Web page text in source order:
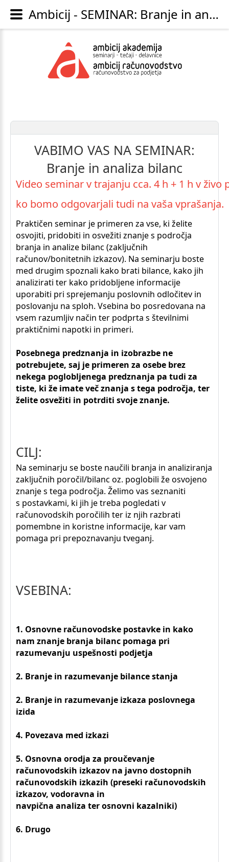
VABIMO VAS NA SEMINAR:
Branje in analiza bilanc
Video seminar v trajanju cca. 4 h + 1 h v živo
ko bomo odgovarjali tudi na vaša vprašanja.
Praktičen seminar je primeren za vse, ki želite
osvojiti, pridobiti in osvežiti znanje s področja
branja in analize bilanc (zaključnih
računov/bonitetnih izkazov). Na seminarju boste
med drugim spoznali kako brati bilance, kako jih
analizirati ter kako pridobljene informacije
uporabiti pri sprejemanju poslovnih odločitev in
poslovanju na sploh. Vsebina bo posredovana na
vsem razumljiv način ter podprta s številnimi
praktičnimi napotki in primeri.
Posebnega predznanja in izobrazbe ne
potrebujete, saj je primeren za osebe brez
nekega poglobljenega predznanja pa tudi za
tiste, ki že imate več znanja s tega področja, ter
želite osvežiti in potrditi svoje znanje.
CILJ:
Na seminarju se boste naučili branja in analiziranja
zaključnih poročil/bilanc oz. poglobili že osvojeno
znanje s tega področja. Želimo vas seznaniti
s postavkami, ki jih je treba pogledati v
računovodskih poročilih ter iz njih razbrati
pomembne in koristne informacije, kar vam
pomaga pri prepoznavanju tveganj.
VSEBINA:
1. Osnovne računovodske postavke in kako
nam znanje branja bilanc pomaga pri
razumevanju uspešnosti podjetja
2. Branje in razumevanje bilance stanja
2. Branje in razumevanje izkaza poslovnega
izida
4. Povezava med izkazi
5. Osnovna orodja za proučevanje
računovodskih izkazov na javno dostopnih
računovodskih izkazih (preseki računovodskih
izkazov, vodoravna in
navpična analiza ter osnovni kazalniki)
6. Drugo
Ambicij - SEMINAR: Branje in analiza bilanc